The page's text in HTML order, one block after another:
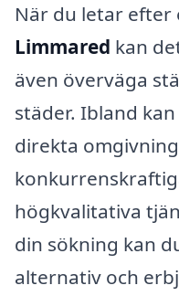
När du letar efter
Limmared kan
även överväga
städer. Ibland
direkta
högkvalitativa
din sökning kan
alternativ och